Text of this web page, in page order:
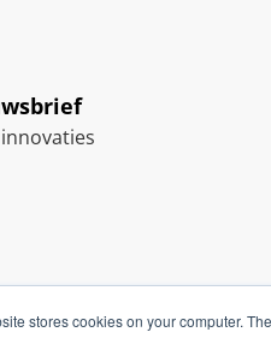
stores cookies on your computer.